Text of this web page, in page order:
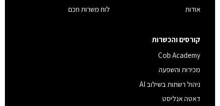
אודות
לוח משרות חכם
קורסים והכשרות
Cob Academy
מכירות והשפעה
ניהול רשתות בשילוב AI
דאטה אנליסט